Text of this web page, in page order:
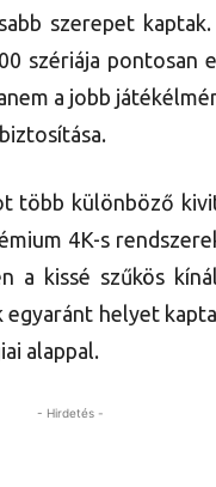
szerepet
szériája pontosan
a jobb
több különböző
4K-s
a kissé szűkös
egyaránt helyet
alappal.
- Hirdetés -